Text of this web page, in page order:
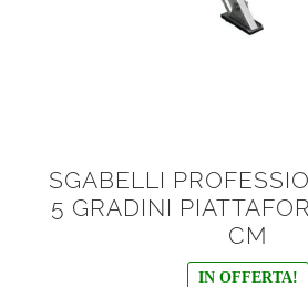
SGABELLI
5 GRADINI
CM
IN OFFERTA!